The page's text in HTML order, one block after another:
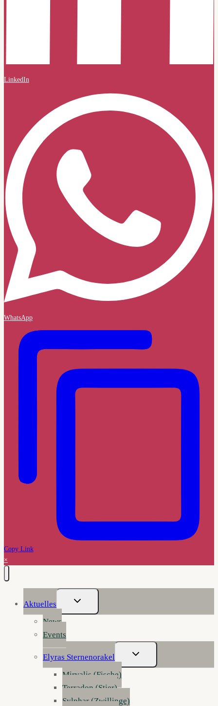
LinkedIn
WhatsApp
Copy Link
×
Aktuelles
Untermenü
Umschalten
News
Events
Elyras Sternenorakel
Untermenü
Umschalten
Mirvalis (Fische)
Terradon (Stier)
Sylphar (Zwillinge)